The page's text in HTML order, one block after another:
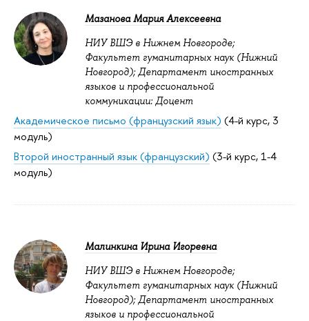
Мазанова Мария Алексеевна
НИУ ВШЭ в Нижнем Новгороде;
Факультет гуманитарных наук (Нижний
Новгород); Департамент иностранных
языков и профессиональной
коммуникации: Доцент
Академическое письмо (французский язык) (4-й курс, 3
модуль)
Второй иностранный язык (французский) (3-й курс, 1-4
модуль)
Малинкина Ирина Игоревна
НИУ ВШЭ в Нижнем Новгороде;
Факультет гуманитарных наук (Нижний
Новгород); Департамент иностранных
языков и профессиональной